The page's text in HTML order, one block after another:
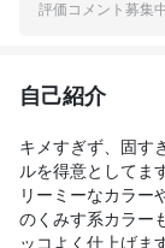
評価コメント募集
自己紹介
キメすぎず、固す
ルを得意としてま
リーミーなカラー
のくみす系カラー
ッコよく仕上げま